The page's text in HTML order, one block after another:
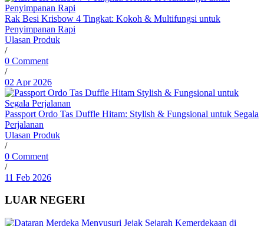
Rak Besi Krisbow 4 Tingkat: Kokoh & Multifungsi untuk
Penyimpanan Rapi
Ulasan Produk
/
0 Comment
/
02 Apr 2026
Passport Ordo Tas Duffle Hitam: Stylish & Fungsional untuk Segala
Perjalanan
Ulasan Produk
/
0 Comment
/
11 Feb 2026
LUAR NEGERI